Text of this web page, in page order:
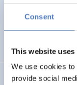
Consent
This website uses
We use cookies
provide social
Workshops und
Telework in